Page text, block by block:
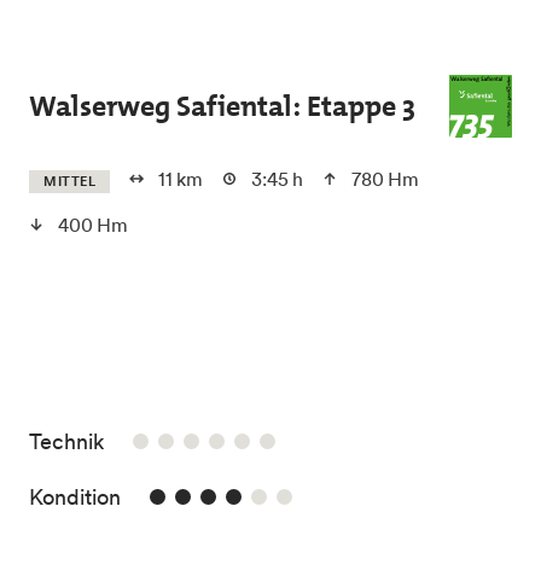
Walserweg Safiental: Etappe 3
MITTEL 11 km 3:45 h
780 Hm
400 Hm
Technik/6
Kondition 4/6